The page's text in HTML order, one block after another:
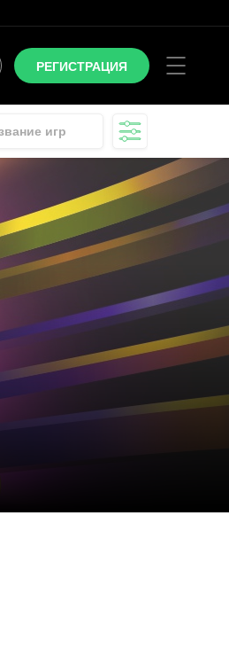
РЕГИСТРАЦИЯ